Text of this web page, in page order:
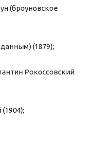
(броуновское
(1879);
Рокоссовский